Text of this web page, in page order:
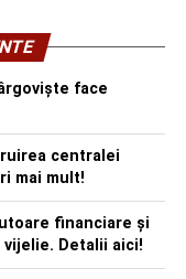
face
centralei
mai mult!
financiare și
Detalii aici!